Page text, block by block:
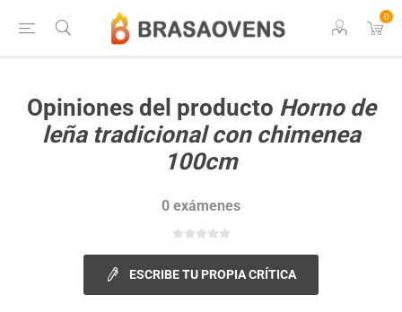
0
Opiniones del producto Horno de
leña tradicional con chimenea
100cm
0 exámenes
ESCRIBE TU PROPIA CRÍTICA